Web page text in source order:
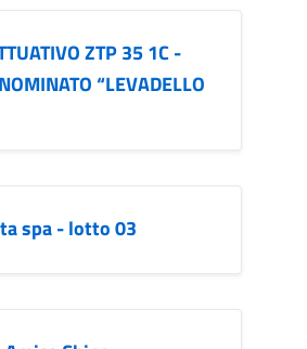
ZTP 35 1C -
“LEVADELLO
spa - lotto 03